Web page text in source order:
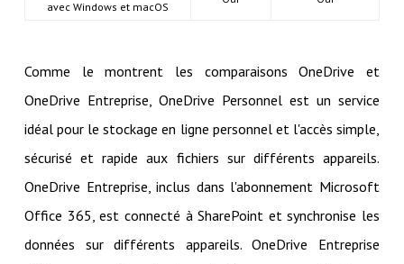
avec Windows et macOS
Comme le montrent les comparaisons OneDrive et
OneDrive Entreprise, OneDrive Personnel est un service
idéal pour le stockage en ligne personnel et l'accès simple,
sécurisé et rapide aux fichiers sur différents appareils.
OneDrive Entreprise, inclus dans l'abonnement Microsoft
Office 365, est connecté à SharePoint et synchronise les
données sur différents appareils. OneDrive Entreprise